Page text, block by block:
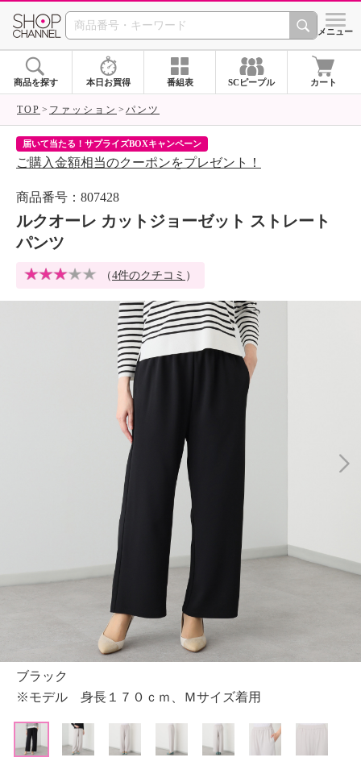
SHOP CHANNEL シメニュー
商品を探す 本日お買得 番組表 SCピープル カート
TOP ファッション パンツ
届いて当たる！サプライズBOXキャンペーン
ご購入金額相当のクーポンをプレゼント！
商品番号：807428
ルクオーレ カットジョーゼット ストレート
パンツ
（4件のクチコミ ）
ブラック
※モデル 身長１７０ｃｍ、Ｍサイズ着用